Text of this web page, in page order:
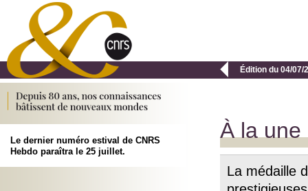
 Édition du 04/07/
Le dernier numéro estival de CNRS
Hebdo paraîtra le 25 juillet.
À la une
La médaille